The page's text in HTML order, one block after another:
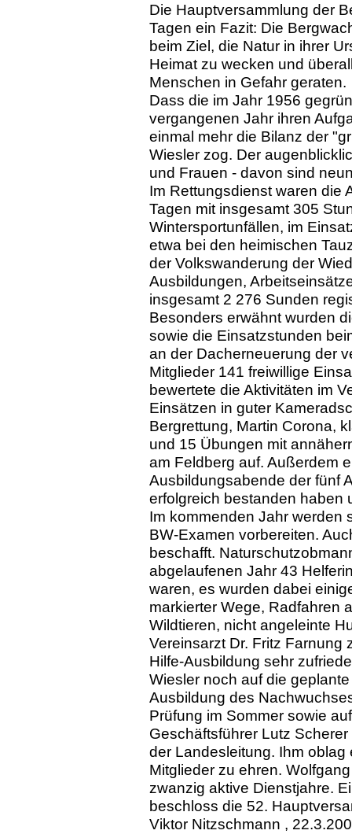
Die Hauptversammlung der
Tagen ein Fazit: Die
beim Ziel, die Natur in ihrer
Heimat zu wecken und
Menschen in Gefahr geraten.
Dass die im Jahr 1956
vergangenen Jahr ihren
einmal mehr die Bilanz der
Wiesler zog. Der
und Frauen - davon sind
Im Rettungsdienst waren die
Tagen mit insgesamt 305
Wintersportunfällen, im
etwa bei den heimischen
der Volkswanderung der
Ausbildungen,
insgesamt 2 276 Sunden
Besonders erwähnt wurden
sowie die Einsatzstunden
an der Dacherneuerung der
Mitglieder 141 freiwillige
bewertete die Aktivitäten im
Einsätzen in guter
Bergrettung, Martin Corona,
und 15 Übungen mit
am Feldberg auf. Außerdem
Ausbildungsabende der fünf
erfolgreich bestanden haben
Im kommenden Jahr werden
BW-Examen vorbereiten.
beschafft.
abgelaufenen Jahr 43
waren, es wurden dabei
markierter Wege, Radfahren
Wildtieren, nicht angeleinte
Vereinsarzt Dr. Fritz Farnung
Hilfe-Ausbildung sehr
Wiesler noch auf die
Ausbildung des
Prüfung im Sommer sowie
Geschäftsführer Lutz
der Landesleitung. Ihm
Mitglieder zu ehren.
zwanzig aktive Dienstjahre.
beschloss die 52.
Viktor Nitzschmann ,